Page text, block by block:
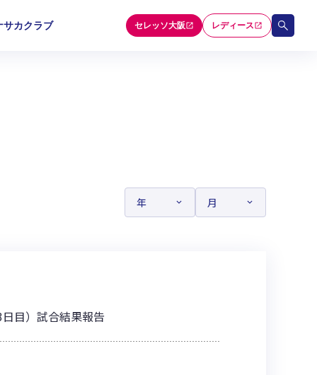
サカクラブ セレッソ大阪 レディース
目）試合結果報告